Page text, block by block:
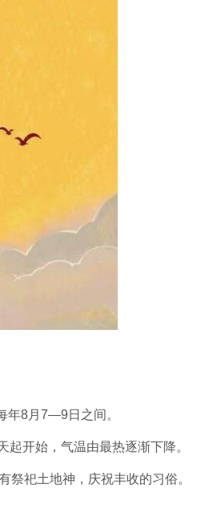
年8月7—9日之间。
开始，气温由最热逐渐下降。
祭祀土地神，庆祝丰收的习俗。